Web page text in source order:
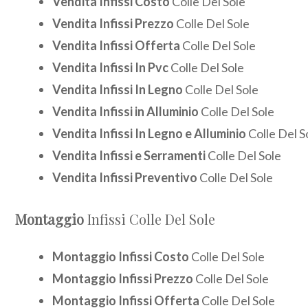
Vendita Infissi Prezzo Colle Del Sole
Vendita Infissi Offerta Colle Del Sole
Vendita Infissi In PvcColle Del Sole
Vendita Infissi In Legno Colle Del Sole
Vendita Infissi in Alluminio Colle Del Sole
Vendita Infissi In Legno e Alluminio Colle Del
Vendita Infissi e SerramentiColle Del Sole
Vendita Infissi Preventivo Colle Del Sole
MontaggioInfissi Colle Del Sole
Montaggio Infissi Costo Colle Del Sole
Montaggio Infissi Prezzo Colle Del Sole
Montaggio Infissi Offerta Colle Del Sole